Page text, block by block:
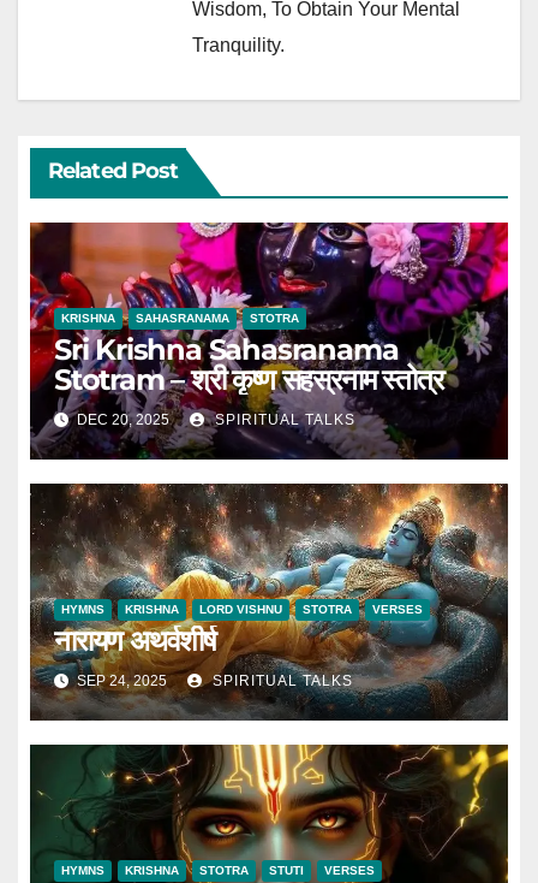
Wisdom, To Obtain Your Mental
Tranquility.
Related Post
KRISHNA SAHASRANAMA STOTRA
Sri Krishna Sahasranama
Stotram – श्री कृष्ण सहस्रनाम स्तोत्र
DEC 20, 2025 SPIRITUAL TALKS
HYMNS KRISHNA LORD VISHNU STOTRA VERSES
नारायण अथर्वशीर्ष
SEP 24, 2025 SPIRITUAL TALKS
HYMNS KRISHNA STOTRA STUTI VERSES